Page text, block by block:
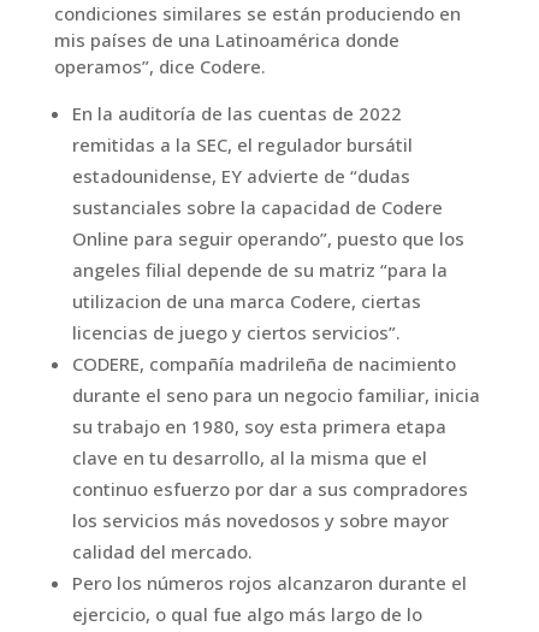
condiciones similares se están produciendo en
mis países de una Latinoamérica donde
operamos”, dice Codere.
En la auditoría de las cuentas de 2022
remitidas a la SEC, el regulador bursátil
estadounidense, EY advierte de “dudas
sustanciales sobre la capacidad de Codere
Online para seguir operando”, puesto que los
angeles filial depende de su matriz “para la
utilizacion de una marca Codere, ciertas
licencias de juego y ciertos servicios”.
CODERE, compañía madrileña de nacimiento
durante el seno para un negocio familiar, inicia
su trabajo en 1980, soy esta primera etapa
clave en tu desarrollo, al la misma que el
continuo esfuerzo por dar a sus compradores
los servicios más novedosos y sobre mayor
calidad del mercado.
Pero los números rojos alcanzaron durante el
ejercicio, o qual fue algo más largo de lo